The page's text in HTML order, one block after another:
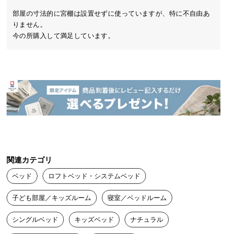
配
送
に
梱
設
置
サ
ー
部屋の寸法的に宮棚は設置せずに使っていますが、特に不自由あ
りません。
今の所購入して満足しています。
関連カテゴリ
ベッド ロフトベッド・システムベッド
子ども部屋／キッズルーム 寝室／ベッドルーム
シングルベッド キッズベッド ナチュラル